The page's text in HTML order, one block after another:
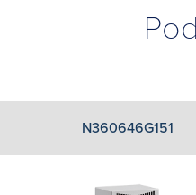
N360646G151